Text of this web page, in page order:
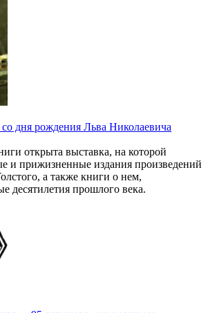
со дня рождения Льва Николаевича
открыта выставка, на которой
и прижизненные издания произведений
а также книги о нем,
десятилетия прошлого века.